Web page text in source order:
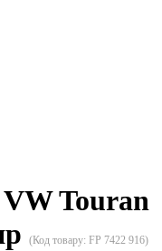
Touran
(Код товару: FP 7422 916)